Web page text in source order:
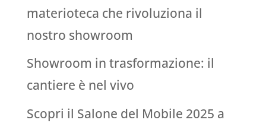
materioteca che rivoluziona il
nostro showroom
Showroom in trasformazione: il
cantiere è nel vivo
Scopri il Salone del Mobile 2025 a